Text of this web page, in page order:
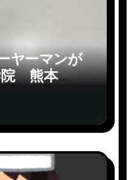
ヤーマンが
院 熊本